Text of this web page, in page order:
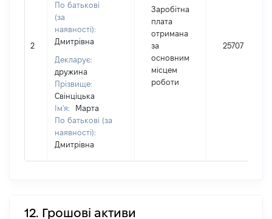
2
По батькові
(за
наявності):
Дмитрівна
Декларує:
дружина
Прізвище:
Свінціцька
Ім'я:
Марта
По батькові (за
наявності):
Дмитрівна
Заробітна
плата
отримана
за
основним
місцем
роботи
25707
12. Грошові активи